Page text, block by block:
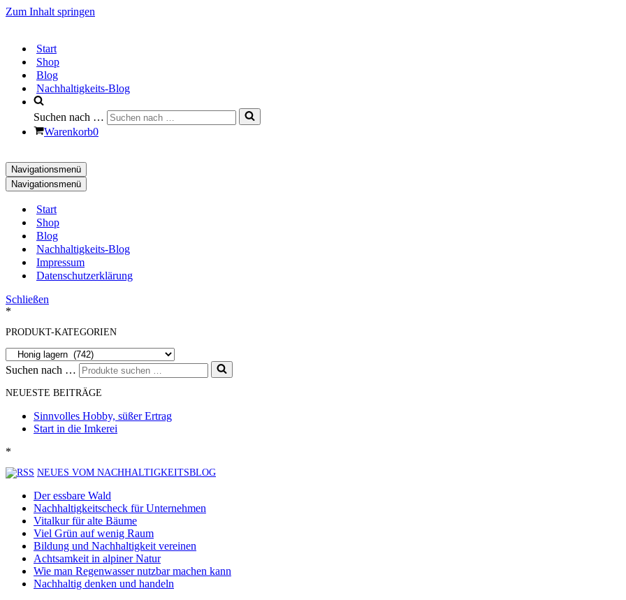
Zum Inhalt springen
Start
Shop
Blog
Nachhaltigkeits-Blog
Suchen nach …
Warenkorb0
Navigationsmenü
Navigationsmenü
Start
Shop
Blog
Nachhaltigkeits-Blog
Impressum
Datenschutzerklärung
Schließen
*
PRODUKT-KATEGORIEN
Suchen nach …
NEUESTE BEITRÄGE
Sinnvolles Hobby, süßer Ertrag
Start in die Imkerei
*
NEUES VOM NACHHALTIGKEITSBLOG
Der essbare Wald
Nachhaltigkeitscheck für Unternehmen
Vitalkur für alte Bäume
Viel Grün auf wenig Raum
Bildung und Nachhaltigkeit vereinen
Achtsamkeit in alpiner Natur
Wie man Regenwasser nutzbar machen kann
Nachhaltig denken und handeln